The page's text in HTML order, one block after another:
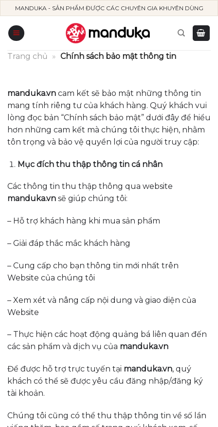
Skip
to
content
MANDUKA - SẢN PHẨM ĐƯỢC CÁC CHUYÊN GIA KHUYÊN DÙNG
Trang chủ » Chính sách bảo mật thông tin
manduka.vn cam kết sẽ bảo mật những thông tin
mang tính riêng tư của khách hàng. Quý khách vui
lòng đọc bản “Chính sách bảo mật” dưới đây để hiểu
hơn những cam kết mà chúng tôi thực hiện, nhằm
tôn trọng và bảo vệ quyền lợi của người truy cập:
Mục đích thu thập thông tin cá nhân
Các thông tin thu thập thông qua website
manduka.vn sẽ giúp chúng tôi:
– Hỗ trợ khách hàng khi mua sản phẩm
– Giải đáp thắc mắc khách hàng
– Cung cấp cho bạn thông tin mới nhất trên
Website của chúng tôi
– Xem xét và nâng cấp nội dung và giao diện của
Website
– Thực hiện các hoạt động quảng bá liên quan đến
các sản phẩm và dịch vụ của manduka.vn
Để được hỗ trợ trực tuyến tại manduka.vn, quý
khách có thể sẽ được yêu cầu đăng nhập/đăng ký
tài khoản.
Chúng tôi cũng có thể thu thập thông tin về số lần